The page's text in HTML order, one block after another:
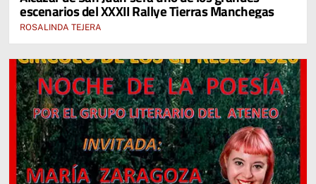
escenarios del XXXII Rallye Tierras Manchegas
ROSALINDA TEJERA